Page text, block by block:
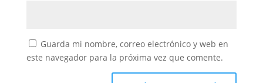
Guarda mi nombre, correo electrónico y web en
este navegador para la próxima vez que comente.